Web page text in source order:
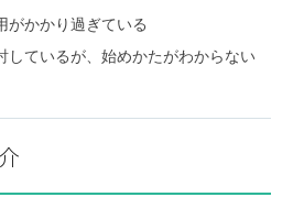
がかかり過ぎている
しているが、始めかたがわからない